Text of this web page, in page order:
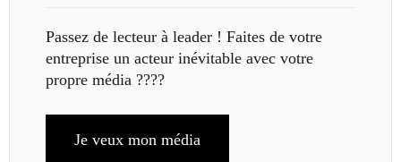
Passez de lecteur à leader ! Faites de votre
entreprise un acteur inévitable avec votre
propre média ????
Je veux mon média